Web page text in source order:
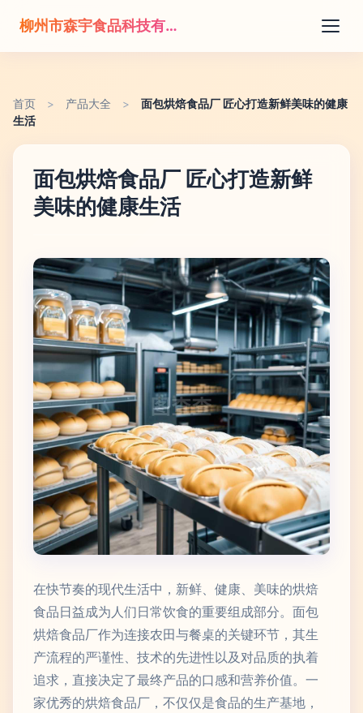
柳州市森宇食品科技有限公司
首页 > 产品大全 >
面包烘焙食品厂 匠心打造新鲜美味的健康
生活
面包烘焙食品厂 匠心打造新鲜
美味的健康生活
在快节奏的现代生活中，新鲜、健康、美味的烘焙
食品日益成为人们日常饮食的重要组成部分。面包
烘焙食品厂作为连接农田与餐桌的关键环节，其生
产流程的严谨性、技术的先进性以及对品质的执着
追求，直接决定了最终产品的口感和营养价值。一
家优秀的烘焙食品厂，不仅仅是食品的生产基地，